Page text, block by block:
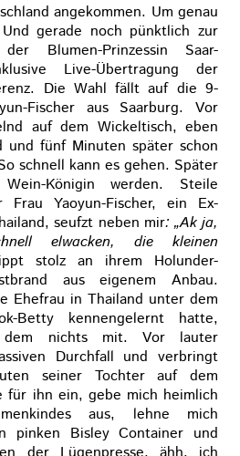
angekommen. Um genau
gerade noch pünktlich zur
Blumen-Prinzessin Saar-
Live-Übertragung der
Die Wahl fällt auf die 9-
Fischer aus Saarburg. Vor
auf dem Wickeltisch, eben
und fünf Minuten später schon
schnell kann es gehen. Später
Königin werden. Steile
Yaoyun-Fischer, ein Ex-
seufzt neben mir: „Ak ja,
elwacken, die kleinen
stolz an ihrem Holunder-
aus eigenem Anbau.
Ehefrau in Thailand unter dem
Betty kennengelernt hatte,
nichts mit. Vor lauter
Durchfall und verbringt
seiner Tochter auf dem
für ihn ein, gebe mich heimlich
aus, lehne mich
pinken Bisley Container und